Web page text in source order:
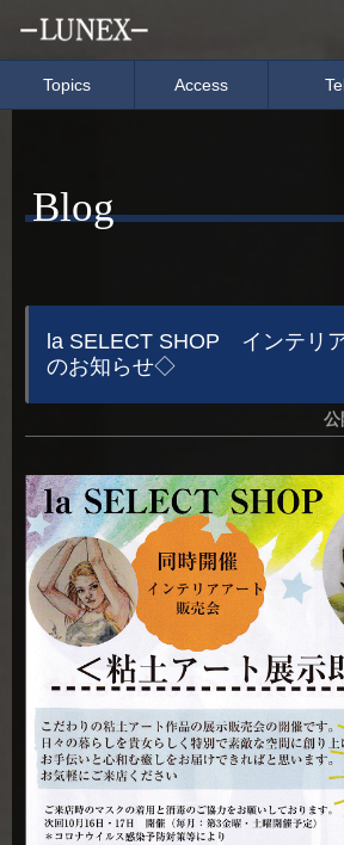
Concept
Staff blog
経営理念 会社
Topics Access
Blog
la SELECT SHOP インテリ
のお知らせ◇
公